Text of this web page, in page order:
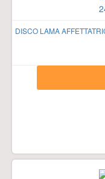
DISCO LAMA